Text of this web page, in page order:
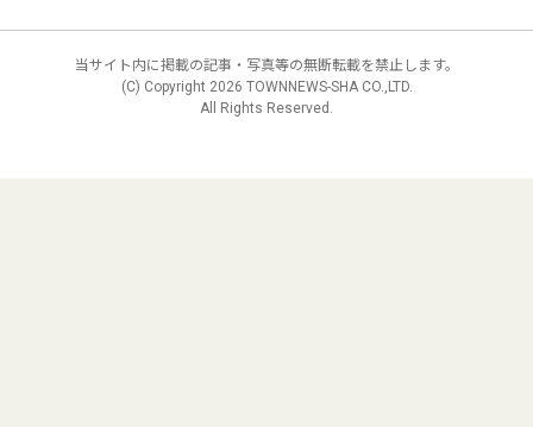
当サイト内に掲載の記事・写真等の無断転載を禁止します。
(C) Copyright 2026 TOWNNEWS-SHA CO.,LTD.
All Rights Reserved.